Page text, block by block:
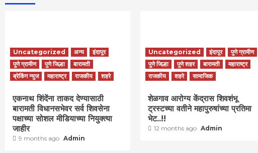
Uncategorized अन्य
इंदापूर
पुणे ग्रामीण
पुणे जिल्हा
बारामती
ब्रेकिंग न्युज
महाराष्ट्र राजकीय शहरे
एकनाथ शिंदेंना ताकद देण्यासाठी
बारामती विधानसभेवर सर्व शिवसेना
पक्षाच्या सोशल मीडियाच्या नियुक्त्या
जाहीर
9 months ago Admin
Uncategorized इंदापूर
पुणे ग्रामीण
पुणे जिल्हा
पुणे शहर बारामती
महाराष्ट्र
राजकीय
शहरे सामाजिक
शेळगाव आरोग्य केंद्रास शिवशंभू
ट्रस्टच्या वतीने महापुरुषांच्या प्रतिमा
भेट..!!
12 months ago Admin